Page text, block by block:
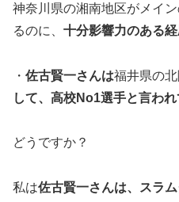
神奈川県の湘南地区がメイ
るのに、 十分影響力のある経
・ 佐古賢一さんは福井県の
して、高校No1選手と言われ
どうですか？
私は佐古賢一さんは、スラ